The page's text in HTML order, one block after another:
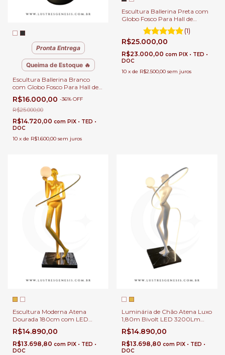
Pronta Entrega
Queima de Estoque 🔥
Escultura Ballerina Branco
com Globo Fosco Para Hall de
Entrada, Sala de Estar e Jardim
de Inverno
R$16.000,00 -36% OFF
R$25.000,00
R$14.720,00 com PIX • TED •
DOC
10 x de R$1.600,00 sem juros
Escultura Ballerina Preta com
Globo Fosco Para Hall de
Entrada, Sala de Estar e Jardim
de Inverno
(1)
R$25.000,00
R$23.000,00 com PIX • TED •
DOC
10 x de R$2.500,00 sem juros
Escultura Moderna Atena
Dourada 180cm com LED
3200Lm e Lâmpada E-27 |
Coluna de Piso Atena
Premium Iluminação
Decorativa 3000K Bivolt
R$14.890,00
R$13.698,80 com PIX • TED •
DOC
Luminária de Chão Atena Luxo
1,80m Bivolt LED 3200Lm
para Sala de Estar | Coluna
Decorativa Atena Branca em
Resina
R$14.890,00
R$13.698,80 com PIX • TED •
DOC